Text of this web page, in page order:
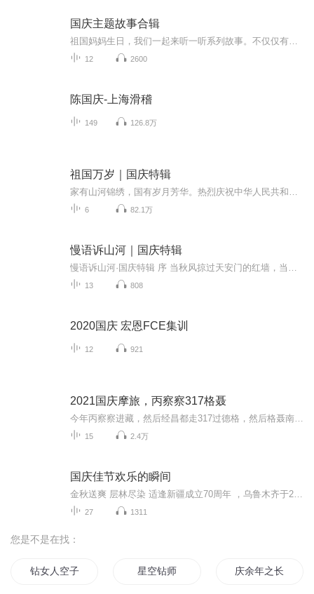
国庆主题故事合辑
12 2600
陈国庆-上海滑稽
149 126.8万
祖国万岁｜国庆特辑
6 82.1万
慢语诉山河｜国庆特辑
13 808
2020国庆 宏恩FCE集训
12 921
2021国庆摩旅，丙察察317格聂
15 2.4万
国庆佳节欢乐的瞬间
27 1311
您是不是在找：
钻女人空子 星空钻师 庆余年之长歌行